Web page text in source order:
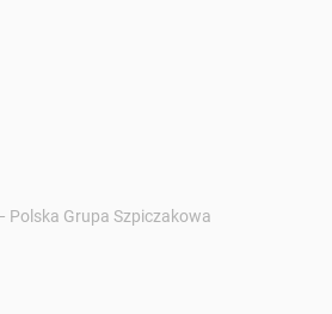
Grupa Szpiczakowa